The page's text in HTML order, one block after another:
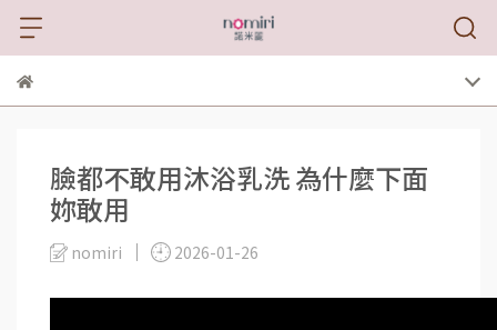
臉都不敢用沐浴乳洗 為什麼下面
妳敢用
nomiri 2026-01-26